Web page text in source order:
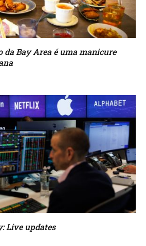
Bay Area é uma manicure
Live updates